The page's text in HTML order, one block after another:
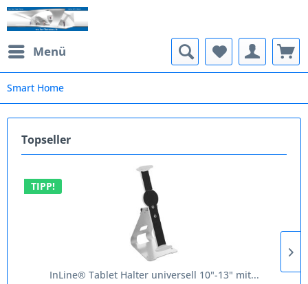
Menü
Smart Home
Topseller
TIPP!
InLine® Tablet Halter universell 10"-13" mit...